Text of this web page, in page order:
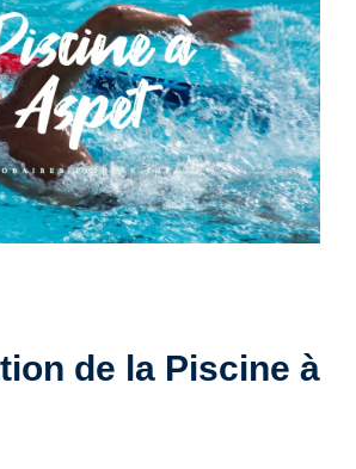
de la Piscine à